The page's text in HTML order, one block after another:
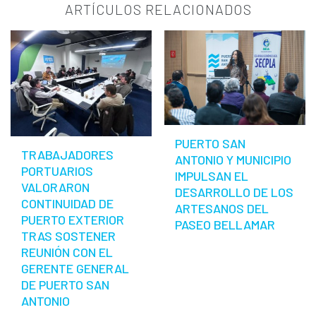
ARTÍCULOS RELACIONADOS
TRABAJADORES
PORTUARIOS
VALORARON
CONTINUIDAD DE
PUERTO EXTERIOR
TRAS SOSTENER
REUNIÓN CON EL
GERENTE GENERAL
DE PUERTO SAN
ANTONIO
PUERTO SAN
ANTONIO Y MUNICIPIO
IMPULSAN EL
DESARROLLO DE LOS
ARTESANOS DEL
PASEO BELLAMAR